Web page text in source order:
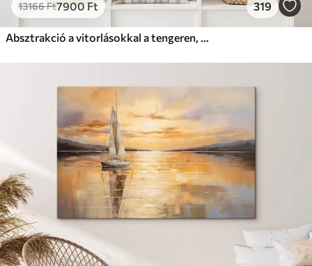
13166Ft7900 Ft 319
Absztrakció a vitorlásokkal a tengeren, akril stílusban, naplemente